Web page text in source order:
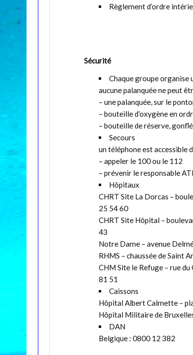
Règlement d’ordre
Sécurité
Chaque groupe organise
aucune palanquée ne peut
– une palanquée, sur le
– bouteille d’oxygène en
– bouteille de réserve,
Secours
un téléphone est accessible
– appeler le 100 ou le 112
– prévenir le responsable
Hôpitaux
CHRT Site La Dorcas –
25 54 60
CHRT Site Hôpital –
43
Notre Dame – avenue
RHMS – chaussée de Saint
CHM Site le Refuge – rue
81 51
Caissons
Hôpital Albert Calmette –
Hôpital Militaire de
DAN
Belgique : 0800 12 382